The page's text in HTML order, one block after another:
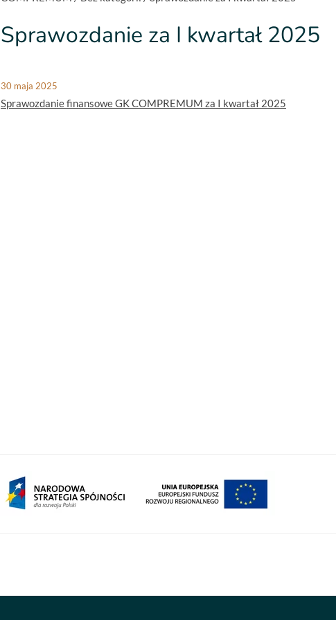
Sprawozdanie za I kwartał 2025
30 maja 2025
Sprawozdanie finansowe GK COMPREMUM za I kwartał 2025